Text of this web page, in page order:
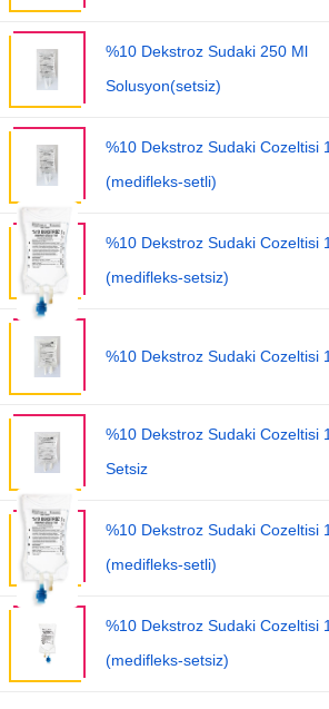
%10 Dekstroz Sudaki 250 Ml
Solusyon(setsiz)
%10 Dekstroz Sudaki Cozeltisi
(medifleks-setli)
%10 Dekstroz Sudaki Cozeltisi
(medifleks-setsiz)
%10 Dekstroz Sudaki Cozeltisi
%10 Dekstroz Sudaki Cozeltisi
Setsiz
%10 Dekstroz Sudaki Cozeltisi
(medifleks-setli)
%10 Dekstroz Sudaki Cozeltisi
(medifleks-setsiz)